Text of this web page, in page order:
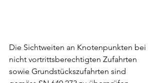
Die Sichtweiten an Knotenpunkten bei
nicht vortrittsberechtigten Zufahrten
sowie Grundstückszufahrten sind